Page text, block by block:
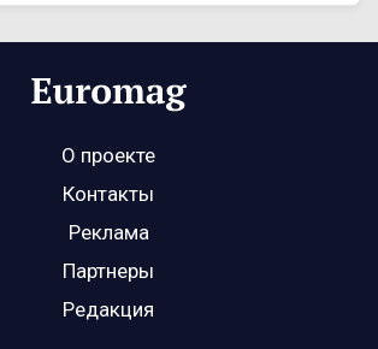
О проекте
Контакты
Реклама
Партнеры
Редакция